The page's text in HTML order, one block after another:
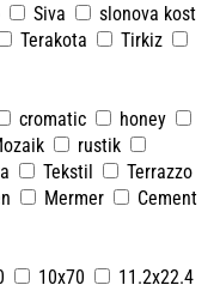
Siva
slonova kost
Terakota
Tirkiz
cromatic
honey
rustik
Tekstil
Terrazzo
Mermer
Cement
10x70 11.2x22.4